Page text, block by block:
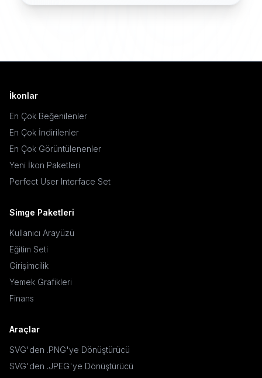
İkonlar
En Çok Beğenilenler
En Çok İndirilenler
En Çok Görüntülenenler
Yeni İkon Paketleri
Perfect User Interface Set
Simge Paketleri
Kullanıcı Arayüzü
Eğitim Seti
Girişimcilik
Yemek Grafikleri
Finans
Araçlar
SVG'den .PNG'ye Dönüştürücü
SVG'den .JPEG'ye Dönüştürücü